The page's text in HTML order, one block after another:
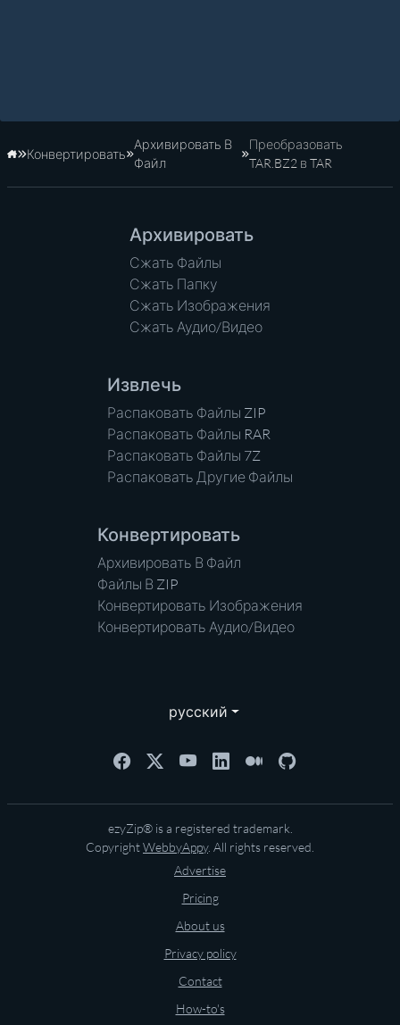
Главная
Конвертировать
Архивировать В
Файл
Преобразовать
TAR.BZ2 в TAR
Архивировать
Сжать Файлы
Сжать Папку
Сжать Изображения
Сжать Аудио/Видео
Извлечь
Распаковать Файлы ZIP
Распаковать Файлы RAR
Распаковать Файлы 7Z
Распаковать Другие Файлы
Конвертировать
Архивировать В Файл
Файлы В ZIP
Конвертировать Изображения
Конвертировать Аудио/Видео
русский
ezyZip® is a registered trademark.
CopyrightWebbyAppy. All rights reserved.
Advertise
Pricing
About us
Privacy policy
Contact
How-to's